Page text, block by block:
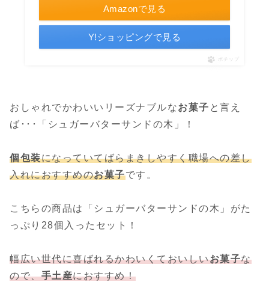
Amazonで見る
Y!ショッピングで見る
ポチップ
おしゃれでかわいいリーズナブルなお菓子 と言え
ば･･･「シュガーバターサンドの木」！
個包装になっていてばらまきしやすく職場への差し
入れにおすすめのお菓子です。
こちらの商品は「シュガーバターサンドの木」がた
っぷり28個入ったセット！
幅広い世代に喜ばれるかわいくておいしいお菓子な
ので、手土産におすすめ！